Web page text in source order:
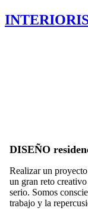
DISEÑO
Realizar un
un gran reto
serio. Somos
trabajo y la